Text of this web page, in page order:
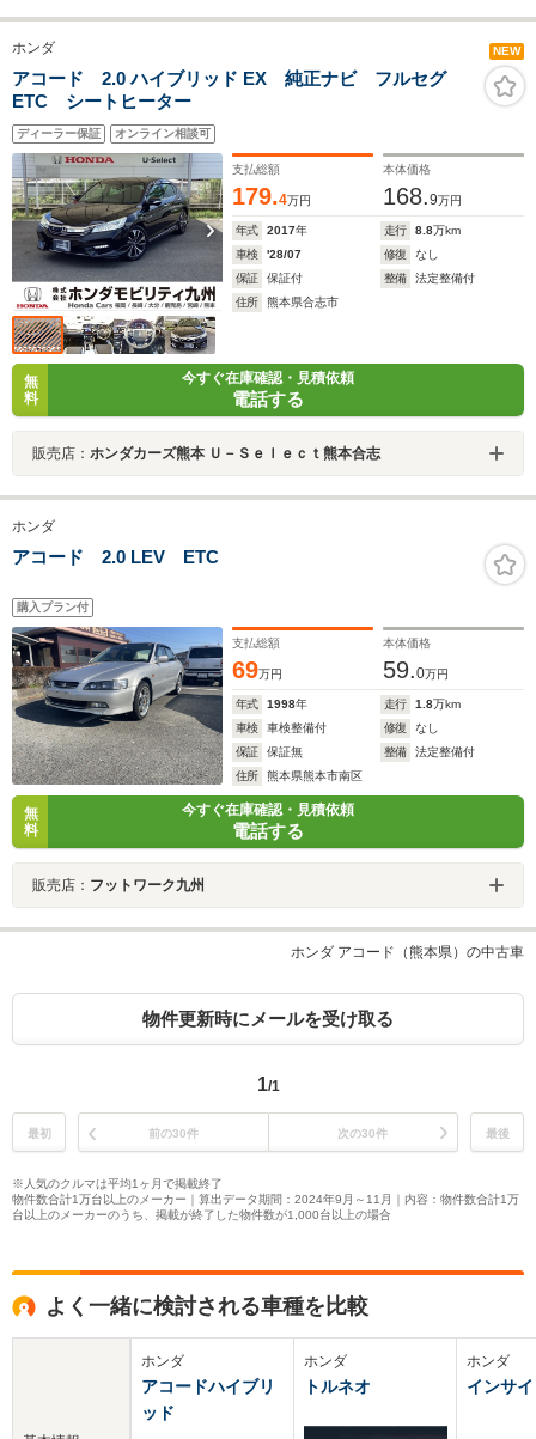
ホンダ NEW
アコード 2.0 ハイブリッド EX 純正ナビ フルセグ
ETC シートヒーター
ディーラー保証 オンライン相談可
支払総額
179.4万円
本体価格
168.9万円
年式 2017年 走行 8.8万km
車検
'28/07 修復
なし
保証
保証付 整備
法定整備付
住所
熊本県合志市
無
料
今すぐ在庫確認・見積依頼
電話する
販売店： ホンダカーズ熊本 Ｕ－Ｓｅｌｅｃｔ熊本合志
ホンダ
アコード 2.0 LEV ETC
購入プラン付
支払総額
69万円
本体価格
59.0万円
年式 1998年 走行 1.8万km
車検
車検整備付 修復
なし
保証
保証無 整備
法定整備付
住所
熊本県熊本市南区
無
料
今すぐ在庫確認・見積依頼
電話する
販売店： フットワーク九州
ホンダ アコード（熊本県）の中古車
物件更新時にメールを受け取る
1/1
最初 前の30件 次の30件 最後
※人気のクルマは平均1ヶ月で掲載終了
物件数合計1万台以上のメーカー｜算出データ期間：2024年9月～11月｜内容：物件数合計1万
台以上のメーカーのうち、掲載が終了した物件数が1,000台以上の場合
よく一緒に検討される車種を比較
ホンダ
アコードハイブリ
ッド
ホンダ
トルネオ
ホンダ
インサ